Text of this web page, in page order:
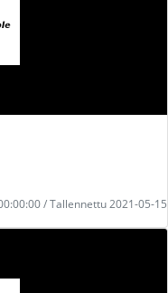
/ Tallennettu 2021-05-15